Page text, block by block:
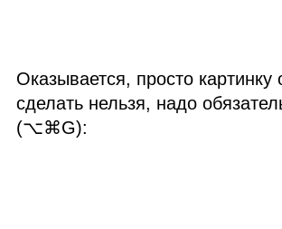
Оказывается, просто картинку
сделать нельзя, надо
(⌥⌘G):